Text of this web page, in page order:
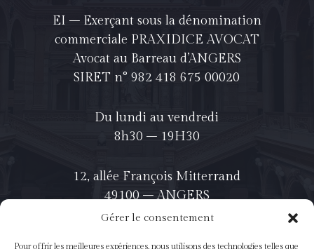
Gérer le consentement
Pour offrir les meilleures expériences, nous utilisons des technologies telles que
Du lundi au vendredi
8h30 – 19H30
12, allée François Mitterrand
49100 – ANGERS
EI – Exerçant sous la dénomination
commerciale PRAXIDICE AVOCAT
Avocat au Barreau d’ANGERS
SIRET n° 982 418 675 00020